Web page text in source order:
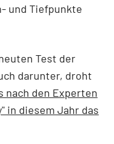
und Tiefpunkte
Test der
darunter, droht
nach den Experten
in diesem Jahr das